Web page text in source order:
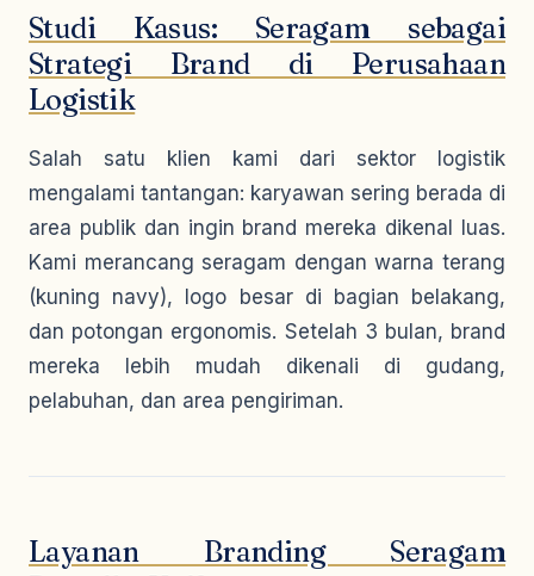
Studi Kasus: Seragam sebagai
Strategi Brand di Perusahaan
Logistik
Salah satu klien kami dari sektor logistik
mengalami tantangan: karyawan sering berada di
area publik dan ingin brand mereka dikenal luas.
Kami merancang seragam dengan warna terang
(kuning navy), logo besar di bagian belakang,
dan potongan ergonomis. Setelah 3 bulan, brand
mereka lebih mudah dikenali di gudang,
pelabuhan, dan area pengiriman.
Layanan Branding Seragam